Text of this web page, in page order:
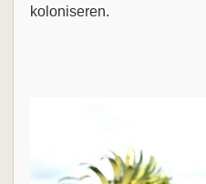
koloniseren.